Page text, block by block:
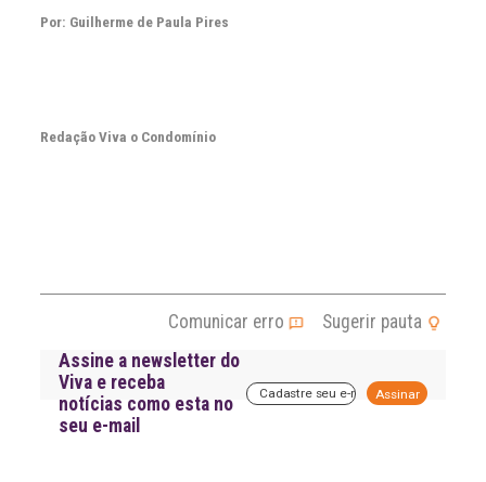
Por: Guilherme de Paula Pires
Redação Viva o Condomínio
Comunicar erro
Sugerir pauta
Assine a newsletter do
Viva e receba
notícias como esta no
seu e-mail